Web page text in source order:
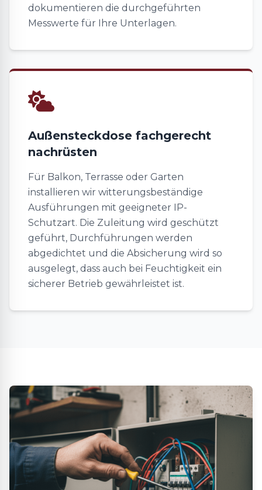
dokumentieren die durchgeführten
Messwerte für Ihre Unterlagen.
Außensteckdose fachgerecht
nachrüsten
Für Balkon, Terrasse oder Garten
installieren wir witterungsbeständige
Ausführungen mit geeigneter IP-
Schutzart. Die Zuleitung wird geschützt
geführt, Durchführungen werden
abgedichtet und die Absicherung wird so
ausgelegt, dass auch bei Feuchtigkeit ein
sicherer Betrieb gewährleistet ist.